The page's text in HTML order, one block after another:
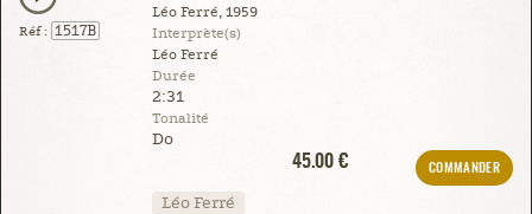
Réf : 1517B
Léo Ferré, 1959
Interprète(s)
Léo Ferré
Durée
2:31
Tonalité
Do
45.00 €
COMMANDER
Léo Ferré